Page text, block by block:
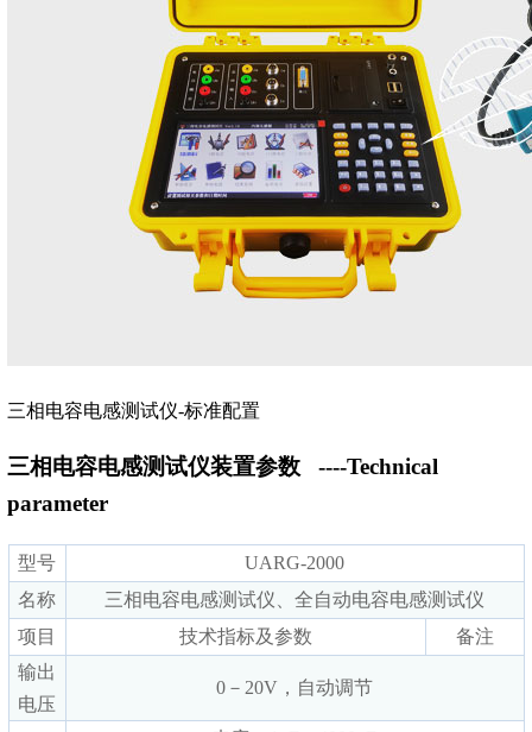
三相电容电感测试仪-标准配置
三相电容电感测试仪装置参数 ----Technical
parameter
型号
UARG-2000
名称
三相电容电感测试仪、全自动电容电感测试仪
项目
技术指标及参数
备注
输出
电压
0－20V，自动调节